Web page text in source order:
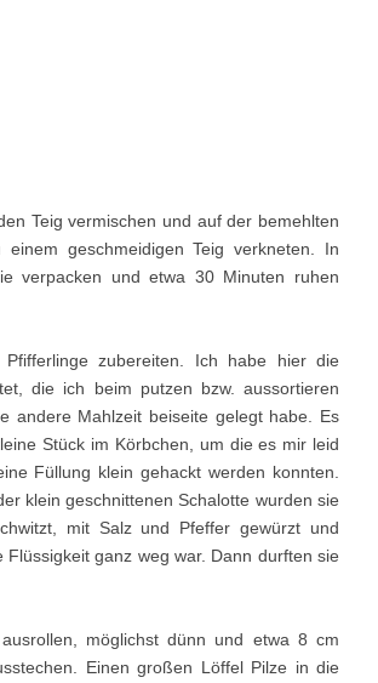
Teig vermischen und auf der bemehlten
einem geschmeidigen Teig verkneten. In
verpacken und etwa 30 Minuten ruhen
zubereiten. Ich habe hier die
die ich beim putzen bzw. aussortieren
andere Mahlzeit beiseite gelegt habe. Es
Stück im Körbchen, um die es mir leid
Füllung klein gehackt werden konnten.
klein geschnittenen Schalotte wurden sie
mit Salz und Pfeffer gewürzt und
Flüssigkeit ganz weg war. Dann durften sie
möglichst dünn und etwa 8 cm
Einen großen Löffel Pilze in die